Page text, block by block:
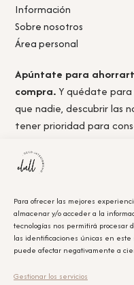
Para ofrecer las mejores
almacenar y/o acceder a la
tecnologías nos permitirá procesar
las identificaciones únicas en este
puede afectar negativamente a
Gestionar los servicios
Información
Sobre nosotros
Área personal
Apúntate para
compra.Y quédate
que nadie, descubrir las
tener prioridad para
Acepto lapolítica de